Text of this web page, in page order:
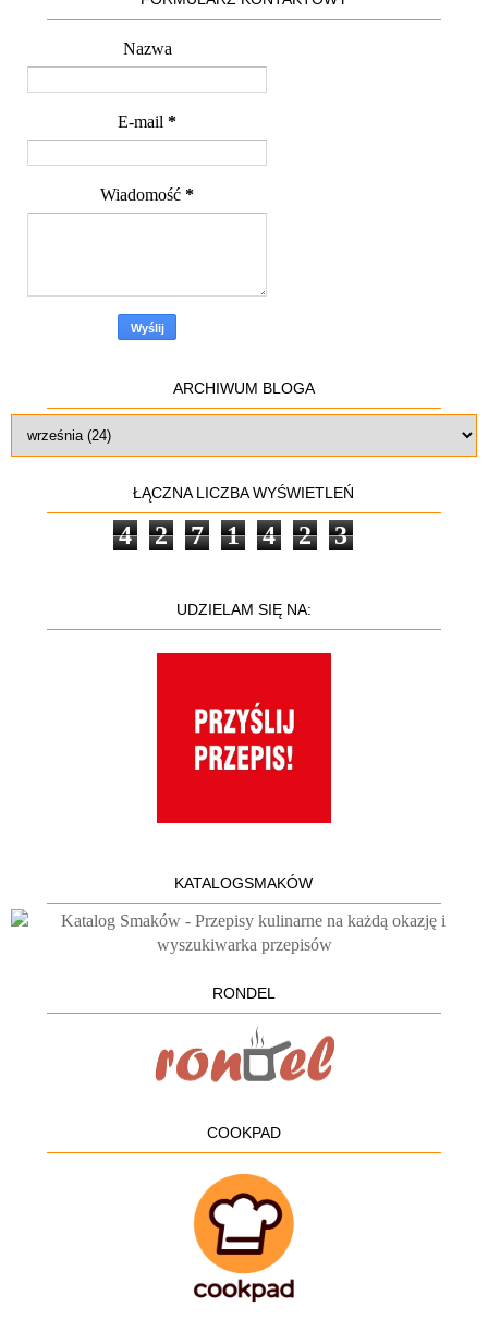
Nazwa
E-mail *
Wiadomość *
ARCHIWUM BLOGA
ŁĄCZNA LICZBA WYŚWIETLEŃ
4 2 7 1 4 2 3
UDZIELAM SIĘ NA:
KATALOGSMAKÓW
RONDEL
COOKPAD